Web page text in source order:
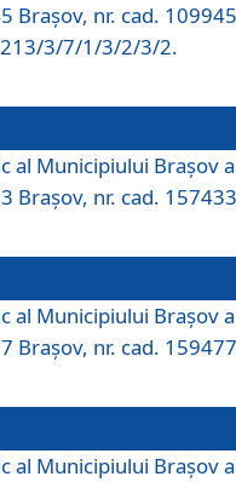
Brașov, nr. cad.
3/7/1/3/2/3/2.
al Municipiului Braşov a
Brașov, nr. cad.
al Municipiului Braşov a
Brașov, nr. cad.
al Municipiului Braşov a